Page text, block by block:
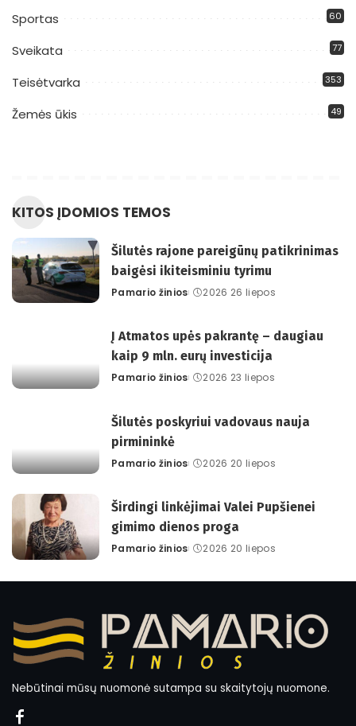
Sportas 60
Sveikata 77
Teisėtvarka 353
Žemės ūkis 49
KITOS ĮDOMIOS TEMOS
Šilutės rajone pareigūnų patikrinimas
baigėsi ikiteisminiu tyrimu
Posted
Pamario žinios 2026 26 liepos
Į Atmatos upės pakrantę – daugiau
kaip 9 mln. eurų investicija
Posted
Pamario žinios 2026 23 liepos
Šilutės poskyriui vadovaus nauja
pirmininkė
Posted
Pamario žinios 2026 20 liepos
Širdingi linkėjimai Valei Pupšienei
gimimo dienos proga
Posted
Pamario žinios 2026 20 liepos
Nebūtinai mūsų nuomonė sutampa su skaitytojų nuomone.